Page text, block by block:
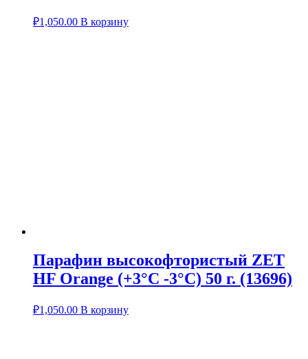
₽1,050.00 В корзину
Парафин высокофтористый ZET
HF Orange (+3°С -3°С) 50 г. (13696)
₽1,050.00 В корзину